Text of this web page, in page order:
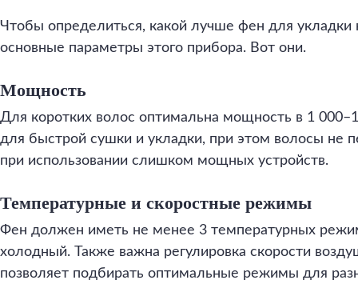
Чтобы определиться, какой лучше фен для укладки
основные параметры этого прибора. Вот они.
Мощность
Для коротких волос оптимальна мощность в 1
для быстрой сушки и укладки, при этом волосы не
при использовании слишком мощных устройств.
Температурные и скоростные режимы
Фен должен иметь не менее 3 температурных
холодный. Также важна регулировка скорости
позволяет подбирать оптимальные режимы для